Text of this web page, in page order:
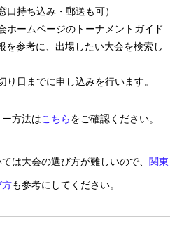
口持ち込み・郵送も可）
ホームページのトーナメントガイド
を参考に、出場したい大会を検索し
り日までに申し込みを行います。
方法はこちらをご確認ください。
は大会の選び方が難しいので、 関東
方も参考にしてください。